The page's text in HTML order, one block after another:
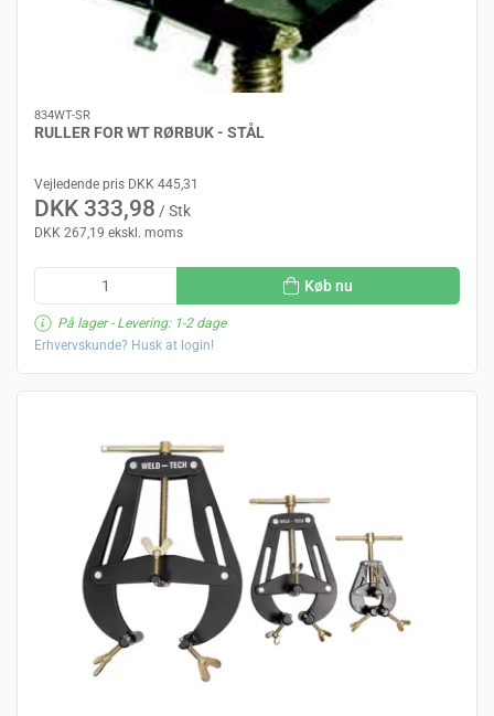
834WT-SR
RULLER FOR WT RØRBUK - STÅL
Vejledende pris DKK 445,31
DKK 333,98 / Stk
DKK 267,19 ekskl. moms
Køb nu
På lager- Levering: 1-2 dage
Erhvervskunde? Husk at login!